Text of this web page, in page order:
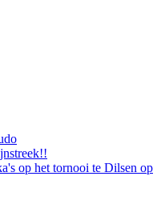
op het tornooi te Dilsen op